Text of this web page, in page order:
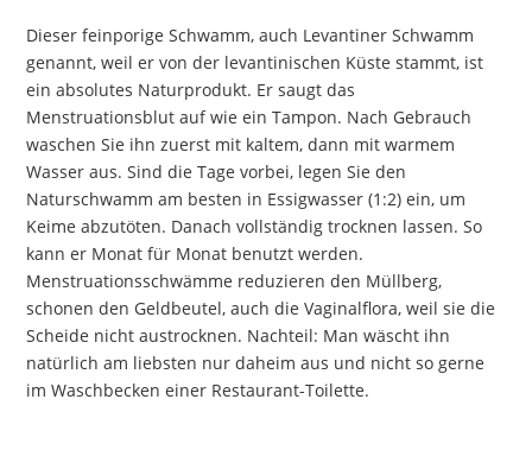
Dieser feinporige Schwamm, auch Levantiner Schwamm
genannt, weil er von der levantinischen Küste stammt, ist
ein absolutes Naturprodukt. Er saugt das
Menstruationsblut auf wie ein Tampon. Nach Gebrauch
waschen Sie ihn zuerst mit kaltem, dann mit warmem
Wasser aus. Sind die Tage vorbei, legen Sie den
Naturschwamm am besten in Essigwasser (1:2) ein, um
Keime abzutöten. Danach vollständig trocknen lassen. So
kann er Monat für Monat benutzt werden.
Menstruationsschwämme reduzieren den Müllberg,
schonen den Geldbeutel, auch die Vaginalflora, weil sie die
Scheide nicht austrocknen. Nachteil: Man wäscht ihn
natürlich am liebsten nur daheim aus und nicht so gerne
im Waschbecken einer Restaurant-Toilette.